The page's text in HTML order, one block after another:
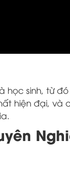
học sinh, từ
hiện đại,